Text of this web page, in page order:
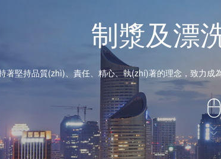
制漿及漂
著堅持品質(zhì)、責任、精心、執(zhí)著的理念，致力成


